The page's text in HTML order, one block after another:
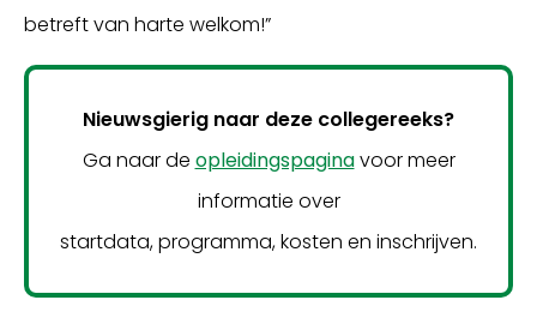
betreft van harte welkom!”
Nieuwsgierig naar deze collegereeks?
Ga naar de opleidingspaginavoor meer
informatie over
startdata, programma, kosten en inschrijven.